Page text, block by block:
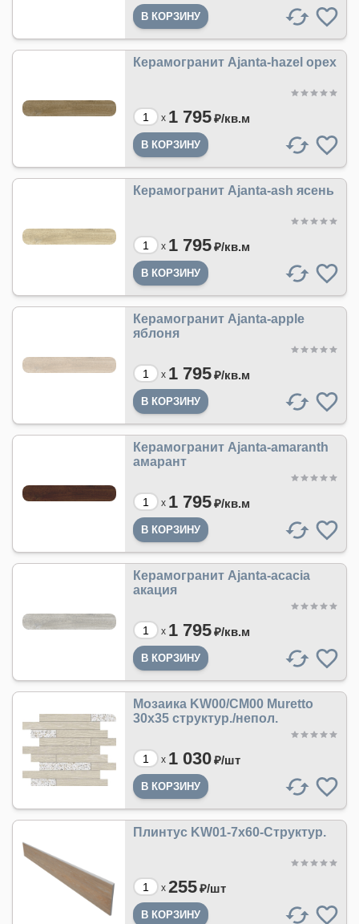
Керамогранит Ajanta-hazel орех
x 1 795₽/кв.м
Керамогранит Ajanta-ash ясень
x 1 795₽/кв.м
Керамогранит Ajanta-apple
яблоня
x 1 795₽/кв.м
Керамогранит Ajanta-amaranth
амарант
x 1 795₽/кв.м
Керамогранит Ajanta-acacia
акация
x 1 795₽/кв.м
Мозаика KW00/CM00 Muretto
30x35 структур./непол.
x 1 030₽/шт
Плинтус KW01-7x60-Структур.
x 255₽/шт